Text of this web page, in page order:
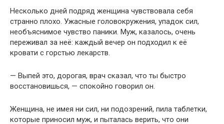
Несколько дней подряд женщина чувствовала себя
странно плохо. Ужасные головокружения, упадок сил,
необъяснимое чувство паники. Муж, казалось, очень
переживал за неё: каждый вечер он подходил к её
кровати с горстью лекарств.
— Выпей это, дорогая, врач сказал, что ты быстро
восстановишься, — спокойно говорил он.
Женщина, не имея ни сил, ни подозрений, пила таблетки,
которые приносил муж, и пыталась верить, что они